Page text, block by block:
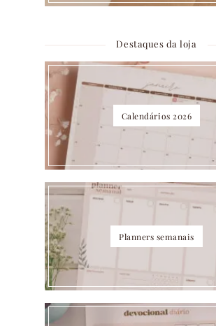
Destaques da loja
Calendários 2026
Planners semanais